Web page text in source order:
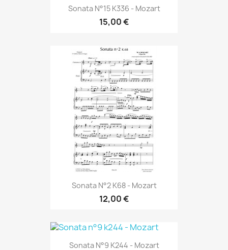
Sonata N°15 K336 - Mozart
15,00 €
Sonata N°2 K68 - Mozart
12,00 €
Sonata N°9 K244 - Mozart